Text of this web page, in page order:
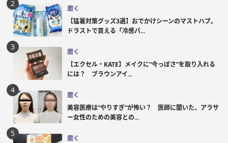
磨く
【猛暑対策グッズ3選】おでかけシーンのマストハブ。
ドラストで買える「冷感パ...
磨く
【エクセル・KATE】メイクに“今っぽさ”を取り入れる
には？ ブラウンアイ...
磨く
美容医療は“やりすぎ”が怖い？ 医師に聞いた、アラサ
ー女性のための美容との...
磨く